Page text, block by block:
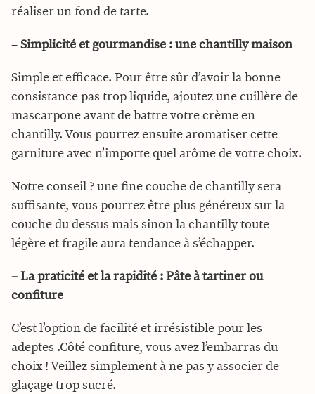
réaliser un fond de tarte.
– Simplicité et gourmandise : une chantilly maison
Simple et efficace. Pour être sûr d’avoir la bonne
consistance pas trop liquide, ajoutez une cuillère de
mascarpone avant de battre votre crème en
chantilly. Vous pourrez ensuite aromatiser cette
garniture avec n’importe quel arôme de votre choix.
Notre conseil ? une fine couche de chantilly sera
suffisante, vous pourrez être plus généreux sur la
couche du dessus mais sinon la chantilly toute
légère et fragile aura tendance à s’échapper.
– La praticité et la rapidité : Pâte à tartiner ou
confiture
C’est l’option de facilité et irrésistible pour les
adeptes .Côté confiture, vous avez l’embarras du
choix ! Veillez simplement à ne pas y associer de
glaçage trop sucré.